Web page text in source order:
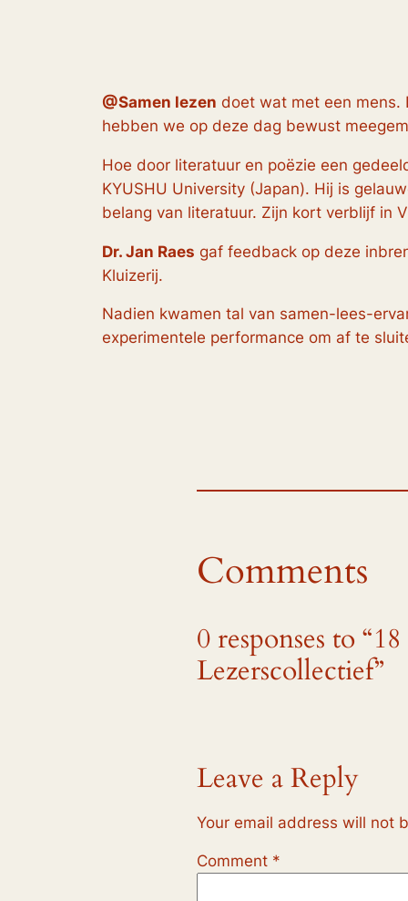
@Samen lezen doet wat met een mens.
hebben we op deze dag bewust
Hoe door literatuur en poëzie een
KYUSHU University (Japan). Hij is
belang van literatuur. Zijn kort verblijf in
Dr. Jan Raes gaf feedback op deze
Kluizerij.
Nadien kwamen tal van samen-lees-
experimentele performance om af te
Comments
0 responses to
Lezerscollectief”
Leave a Reply
Your email address will not
Comment *